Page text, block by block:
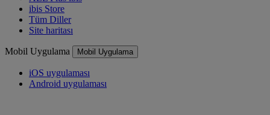
ibis Store
Tüm Diller
Site haritası
Mobil Uygulama Mobil Uygulama
iOS uygulaması
Android uygulaması